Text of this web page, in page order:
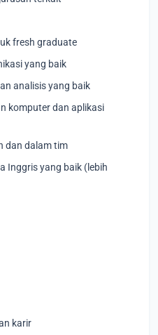
fresh graduate
yang baik
analisis yang baik
komputer dan aplikasi
dan dalam tim
Inggris yang baik (lebih
karir